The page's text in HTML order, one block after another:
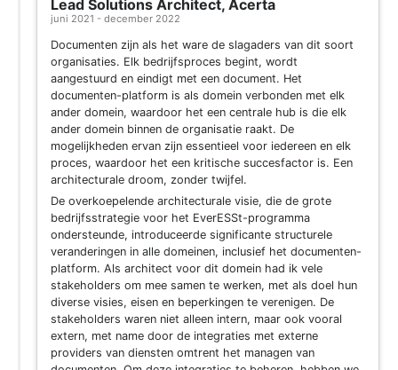
Lead Solutions Architect, Acerta
juni 2021 - december 2022
Documenten zijn als het ware de slagaders van dit soort
organisaties. Elk bedrijfsproces begint, wordt
aangestuurd en eindigt met een document. Het
documenten-platform is als domein verbonden met elk
ander domein, waardoor het een centrale hub is die elk
ander domein binnen de organisatie raakt. De
mogelijkheden ervan zijn essentieel voor iedereen en elk
proces, waardoor het een kritische succesfactor is. Een
architecturale droom, zonder twijfel.
De overkoepelende architecturale visie, die de grote
bedrijfsstrategie voor het EverESSt-programma
ondersteunde, introduceerde significante structurele
veranderingen in alle domeinen, inclusief het documenten-
platform. Als architect voor dit domein had ik vele
stakeholders om mee samen te werken, met als doel hun
diverse visies, eisen en beperkingen te verenigen. De
stakeholders waren niet alleen intern, maar ook vooral
extern, met name door de integraties met externe
providers van diensten omtrent het managen van